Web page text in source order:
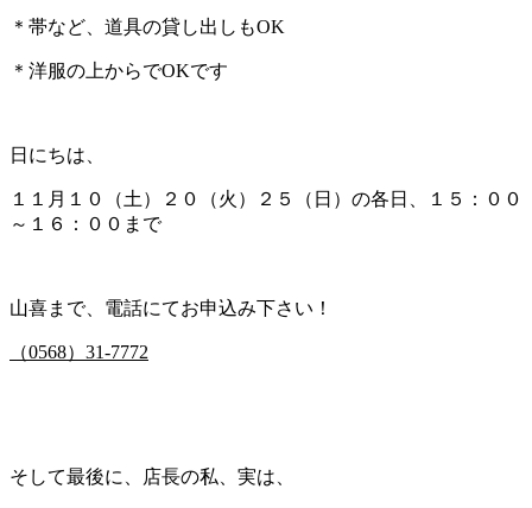
＊帯など、道具の貸し出しもOK
＊洋服の上からでOKです
日にちは、
１１月１０（土）２０（火）２５（日）の各日、１５：００
～１６：００まで
山喜まで、電話にてお申込み下さい！
（0568）31-7772
そして最後に、店長の私、実は、